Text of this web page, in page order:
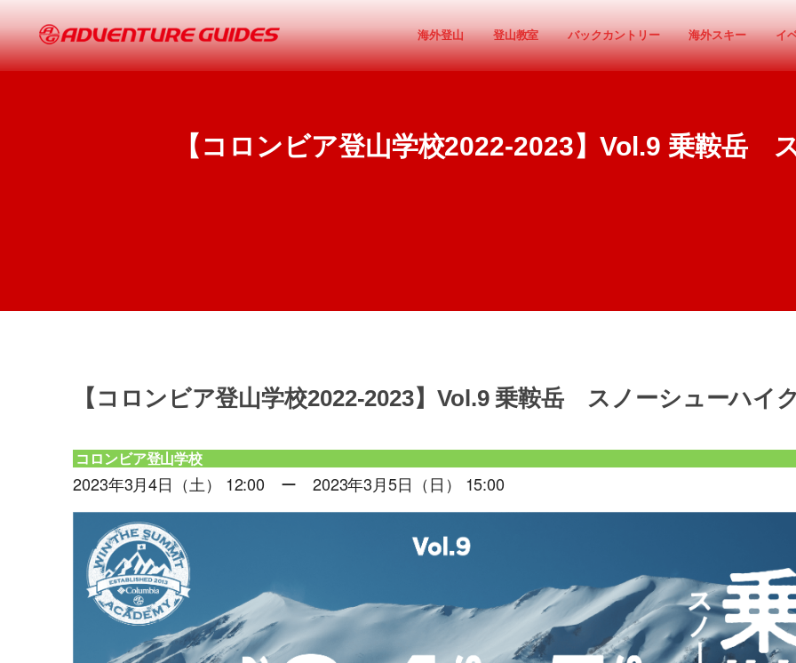
海外登山 登山教室 バックカントリー 海外スキー イ
【コロンビア登山学校2022-2023】Vol.9 乗鞍岳
【コロンビア登山学校2022-2023】Vol.9 乗鞍岳 スノーシューハイ
コロンビア登山学校
2023年3月4日（土） 12:00 ー 2023年3月5日（日） 15:00